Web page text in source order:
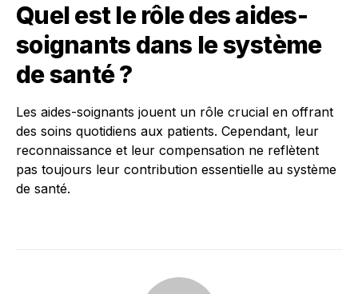
Quel est le rôle des aides-
soignants dans le système
de santé ?
Les aides-soignants jouent un rôle crucial en offrant
des soins quotidiens aux patients. Cependant, leur
reconnaissance et leur compensation ne reflètent
pas toujours leur contribution essentielle au système
de santé.